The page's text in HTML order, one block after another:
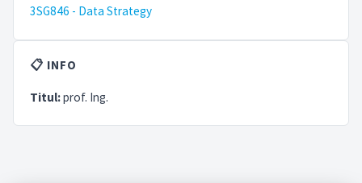
3SG846 - Data Strategy
📋 INFO
Titul:prof. Ing.